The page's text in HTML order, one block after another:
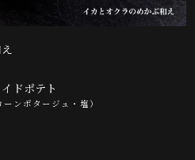
ドポテト
ンポタージュ・塩）